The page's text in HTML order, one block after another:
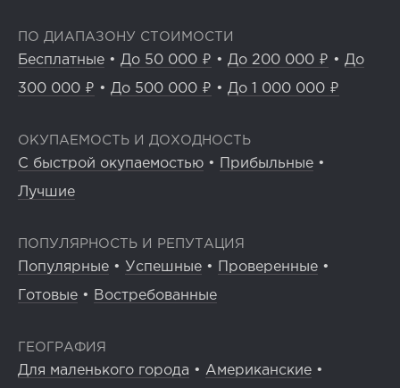
ПО ДИАПАЗОНУ СТОИМОСТИ
Бесплатные • До 50 000 ₽ • До 200 000 ₽ • До
300 000 ₽ • До 500 000 ₽ • До 1 000 000 ₽
ОКУПАЕМОСТЬ И ДОХОДНОСТЬ
С быстрой окупаемостью • Прибыльные •
Лучшие
ПОПУЛЯРНОСТЬ И РЕПУТАЦИЯ
Популярные • Успешные • Проверенные •
Готовые • Востребованные
ГЕОГРАФИЯ
Для маленького города • Американские •